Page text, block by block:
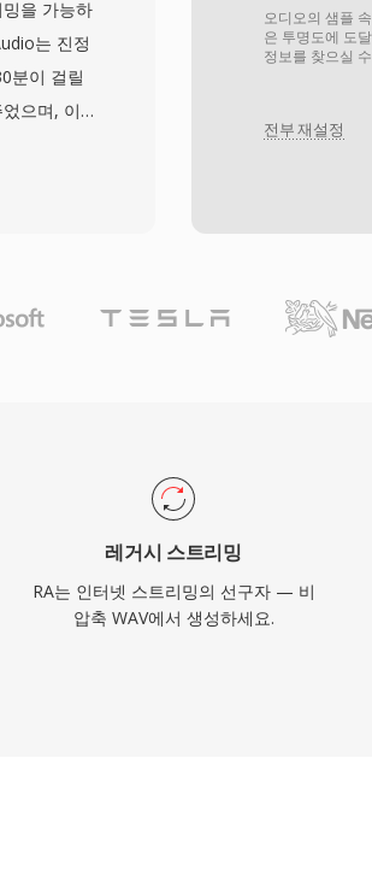
오디오의 샘플
은 투명도에 도
정보를 찾으실
전부 재설정
니다. 주
MB를 차
, RF64가
을 가능하
는 진정
분이 걸릴
으며, 이
거쳐 발
들이 온라
에서의
레거시 스트리밍
RA는 인터넷 스트리밍의 선구자 — 비
압축 WAV에서 생성하세요.